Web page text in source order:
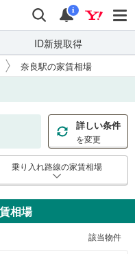
検索 通知
i
ID新規取得
奈良駅の家賃相場
詳しい条件
を変更
乗り入れ路線の家賃相場
相場
該当物件